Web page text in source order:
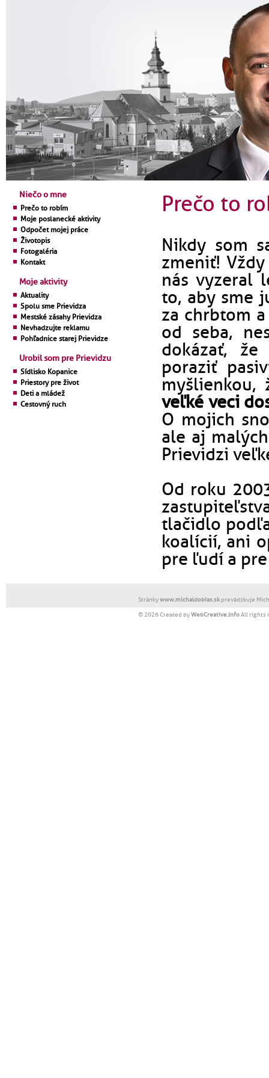
Niečo o mne
Prečo to robím
Moje poslanecké aktivity
Odpočet mojej práce
Životopis
Fotogaléria
Kontakt
Moje aktivity
Aktuality
Spolu sme Prievidza
Mestské zásahy Prievidza
Nevhadzujte reklamu
Pohľadnice starej Prievidze
Urobil som pre Prievidzu
Sídlisko Kopanice
Priestory pre život
Deti a mládež
Cestovný ruch
Prečo to
Nikdy som
zmeniť!
nás vyzeral
to, aby sme
za chrbtom
od seba,
dokázať,
poraziť
veľké veci
O mojich
ale aj
Prievidzi
Od roku
tlačidlo
koalícií, ani
pre ľudí a
Stránkywww.michaldobias.sk prevádzkuje
© 2026 Created byWebCreative.infoAll rights